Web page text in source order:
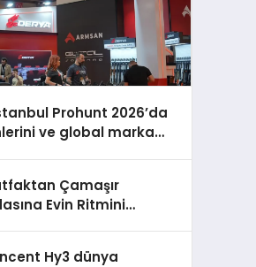
Prohunt 2026’da
ve global marka
Çamaşır
Evin Ritmini
Deneyimi
Hy3 dünya